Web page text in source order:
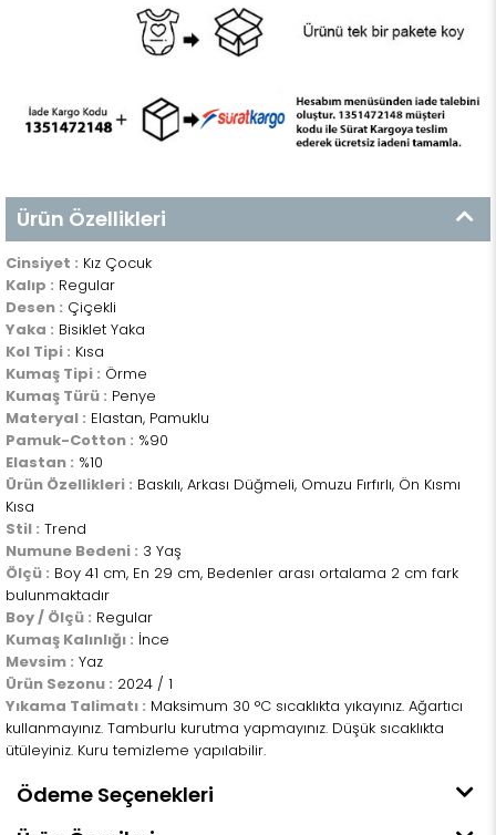
Ürün Özellikleri
Cinsiyet : Kız Çocuk
Kalıp : Regular
Desen : Çiçekli
Yaka : Bisiklet Yaka
Kol Tipi : Kısa
Kumaş Tipi : Örme
Kumaş Türü : Penye
Materyal : Elastan, Pamuklu
Pamuk-Cotton : %90
Elastan : %10
Ürün Özellikleri : Baskılı, Arkası Düğmeli, Omuzu Fırfırlı, Ön Kısmı
Kısa
Stil : Trend
Numune Bedeni : 3 Yaş
Ölçü : Boy 41 cm, En 29 cm, Bedenler arası ortalama 2 cm fark
bulunmaktadır
Boy / Ölçü : Regular
Kumaş Kalınlığı : İnce
Mevsim : Yaz
Ürün Sezonu : 2024 / 1
Yıkama Talimatı : Maksimum 30 °C sıcaklıkta yıkayınız. Ağartıcı
kullanmayınız. Tamburlu kurutma yapmayınız. Düşük sıcaklıkta
ütüleyiniz. Kuru temizleme yapılabilir.
Ödeme Seçenekleri